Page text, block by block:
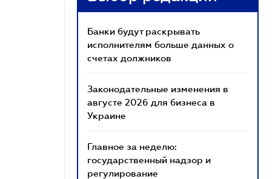
Банки будут раскрывать
исполнителям больше данных о
счетах должников
Законодательные изменения в
августе 2026 для бизнеса в
Украине
Главное за неделю:
государственный надзор и
регулирование